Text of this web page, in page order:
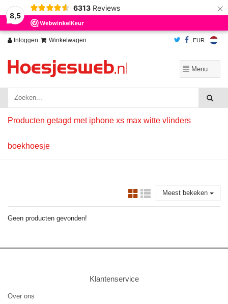
8,5
6313 Reviews ×
Inloggen Winkelwagen EUR
Producten getagd met iphone xs max witte vlinders
boekhoesje
Meest bekeken
Geen producten gevonden!
Klantenservice
Over ons
Wij slaan cookies op om onze website te verbeteren. Is dat akkoord?
Ja
Nee